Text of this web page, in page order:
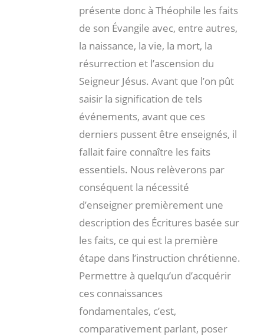
présente donc à Théophile les faits
de son Évangile avec, entre autres,
la naissance, la vie, la mort, la
résurrection et l’ascension du
Seigneur Jésus. Avant que l’on pût
saisir la signification de tels
événements, avant que ces
derniers pussent être enseignés, il
fallait faire connaître les faits
essentiels. Nous relèverons par
conséquent la nécessité
d’enseigner premièrement une
description des Écritures basée sur
les faits, ce qui est la première
étape dans l’instruction chrétienne.
Permettre à quelqu’un d’acquérir
ces connaissances
fondamentales, c’est,
comparativement parlant, poser